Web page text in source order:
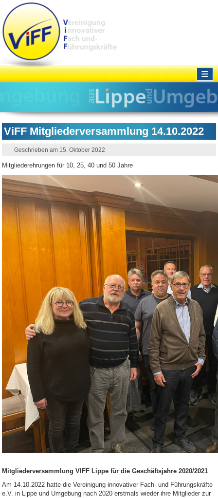
≡
ViFF Mitgliederversammlung 14.10.2022
Geschrieben am 15. Oktober 2022
Mitgliederehrungen für 10, 25, 40 und 50 Jahre
Mitgliederversammlung VIFF Lippe für die Geschäftsjahre 2020/2021
Am 14.10.2022 hatte die Vereinigung innovativer Fach- und Führungskräfte
e.V. in Lippe und Umgebung nach 2020 erstmals wieder ihre Mitglieder zur